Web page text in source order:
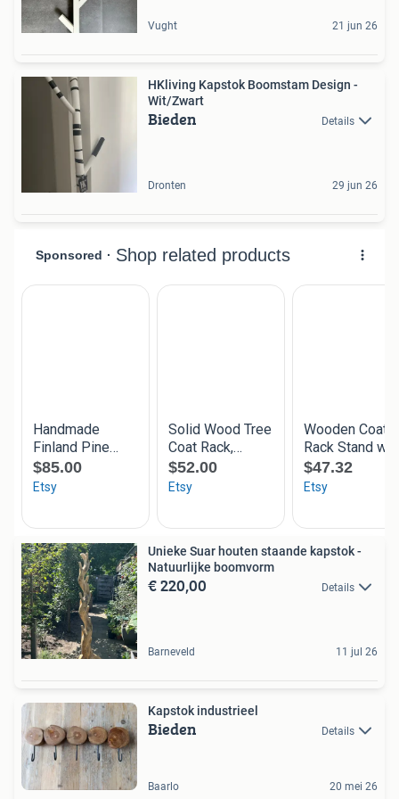
Vught 21 jun 26
HKliving Kapstok Boomstam Design -
Wit/Zwart
Bieden Details
Dronten 29 jun 26
Unieke Suar houten staande kapstok -
Natuurlijke boomvorm
€ 220,00 Details
Barneveld 11 jul 26
Kapstok industrieel
Bieden Details
Baarlo 20 mei 26